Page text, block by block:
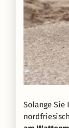
Solange Sie